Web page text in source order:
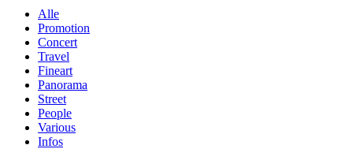
Alle
Promotion
Concert
Travel
Fineart
Panorama
Street
People
Various
Infos